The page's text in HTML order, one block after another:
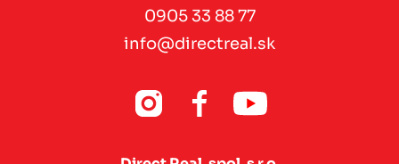
0905 33 88 77
info@directreal.sk